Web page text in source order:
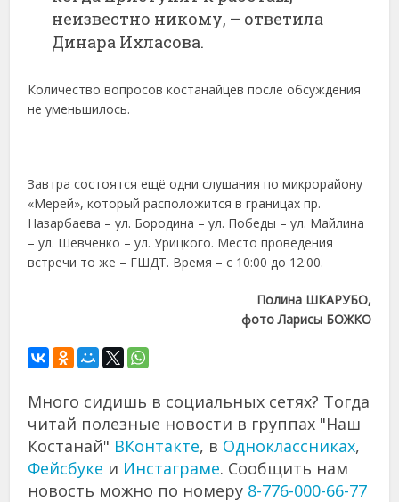
неизвестно никому, – ответила
Динара Ихласова.
Количество вопросов костанайцев после обсуждения
не уменьшилось.
Завтра состоятся ещё одни слушания по микрорайону
«Мерей», который расположится в границах пр.
Назарбаева – ул. Бородина – ул. Победы – ул. Майлина
– ул. Шевченко – ул. Урицкого. Место проведения
встречи то же – ГШДТ. Время – с 10:00 до 12:00.
Полина ШКАРУБО,
фото Ларисы БОЖКО
Много сидишь в социальных сетях? Тогда
читай полезные новости в группах "Наш
Костанай" ВКонтакте, в Одноклассниках,
Фейсбуке и Инстаграме. Сообщить нам
новость можно по номеру 8-776-000-66-77